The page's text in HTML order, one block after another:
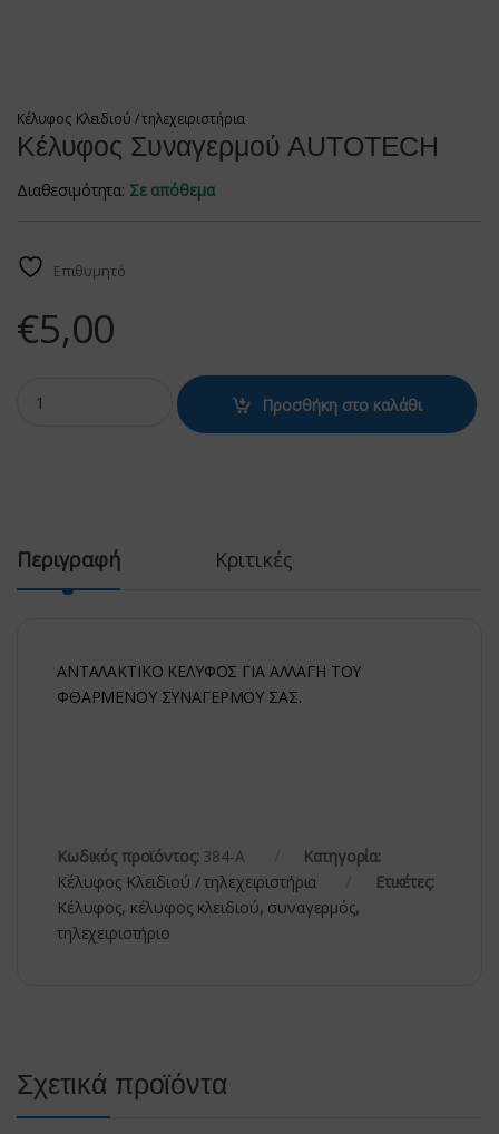
Κέλυφος Κλειδιού / τηλεχειριστήρια
Κέλυφος Συναγερμού AUTOTECH
Διαθεσιμότητα: Σε απόθεμα
Επιθυμητό
€5,00
Κέλυφος Συναγερμού AUTOTECH quantity
Προσθήκη στο καλάθι
Περιγραφή Κριτικές
ΑΝΤΑΛΑΚΤΙΚΟ ΚΕΛΥΦΟΣ ΓΙΑ ΑΛΛΑΓΗ ΤΟΥ
ΦΘΑΡΜΕΝΟΥ ΣΥΝΑΓΕΡΜΟΥ ΣΑΣ.
Κωδικός προϊόντος: 384-Α
Κατηγορία:
Κέλυφος Κλειδιού / τηλεχειριστήρια
Ετικέτες:
Κέλυφος, κέλυφος κλειδιού, συναγερμός,
τηλεχειριστήριο
Σχετικά προϊόντα